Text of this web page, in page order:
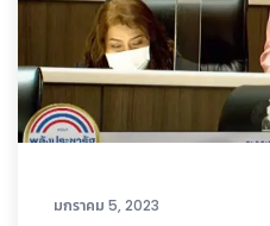
มกราคม 5, 2023